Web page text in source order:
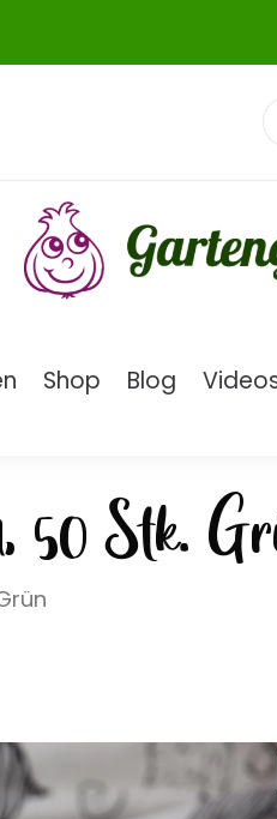
Shop Blog
50 Stk.